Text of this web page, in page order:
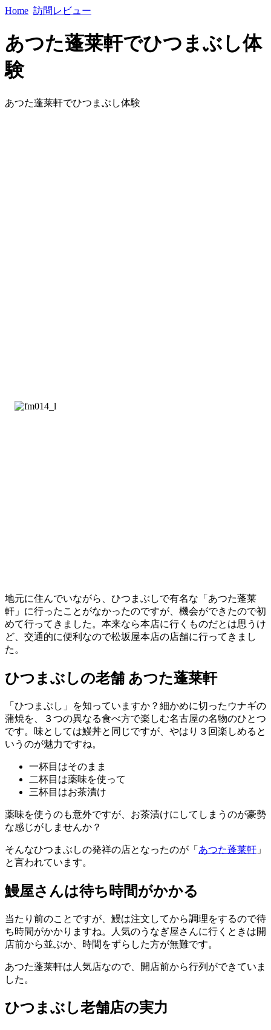
Home 訪問レビュー
あつた蓬莱軒でひつまぶし体
験
あつた蓬莱軒でひつまぶし体験
地元に住んでいながら、ひつまぶしで有名な「あつた蓬莱
軒」に行ったことがなかったのですが、機会ができたので初
めて行ってきました。本来なら本店に行くものだとは思うけ
ど、交通的に便利なので松坂屋本店の店舗に行ってきまし
た。
ひつまぶしの老舗 あつた蓬莱軒
「ひつまぶし」を知っていますか？細かめに切ったウナギの
蒲焼を、３つの異なる食べ方で楽しむ名古屋の名物のひとつ
です。味としては鰻丼と同じですが、やはり３回楽しめると
いうのが魅力ですね。
一杯目はそのまま
二杯目は薬味を使って
三杯目はお茶漬け
薬味を使うのも意外ですが、お茶漬けにしてしまうのが豪勢
な感じがしませんか？
そんなひつまぶしの発祥の店となったのが「 あつた蓬莱軒 」
と言われています。
鰻屋さんは待ち時間がかかる
当たり前のことですが、鰻は注文してから調理をするので待
ち時間がかかりますね。人気のうなぎ屋さんに行くときは開
店前から並ぶか、時間をずらした方が無難です。
あつた蓬莱軒は人気店なので、開店前から行列ができていま
した。
ひつまぶし老舗店の実力